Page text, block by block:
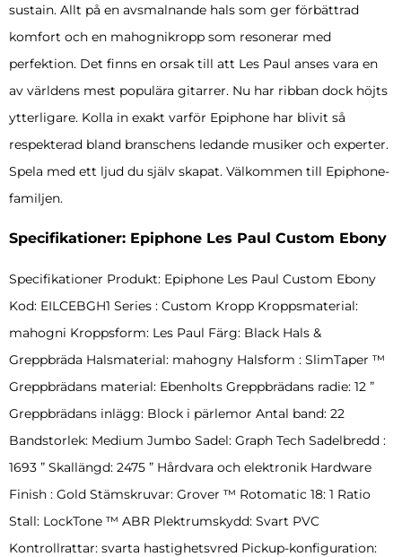
sustain. Allt på en avsmalnande hals som ger förbättrad
komfort och en mahognikropp som resonerar med
perfektion. Det finns en orsak till att Les Paul anses vara en
av världens mest populära gitarrer. Nu har ribban dock höjts
ytterligare. Kolla in exakt varför Epiphone har blivit så
respekterad bland branschens ledande musiker och experter.
Spela med ett ljud du själv skapat. Välkommen till Epiphone-
familjen.
Specifikationer: Epiphone Les Paul Custom Ebony
Specifikationer Produkt: Epiphone Les Paul Custom Ebony
Kod: EILCEBGH1 Series : Custom Kropp Kroppsmaterial:
mahogni Kroppsform: Les Paul Färg: Black Hals &
Greppbräda Halsmaterial: mahogny Halsform : SlimTaper ™
Greppbrädans material: Ebenholts Greppbrädans radie: 12 ”
Greppbrädans inlägg: Block i pärlemor Antal band: 22
Bandstorlek: Medium Jumbo Sadel: Graph Tech Sadelbredd :
1693 ” Skallängd: 2475 ” Hårdvara och elektronik Hardware
Finish : Gold Stämskruvar: Grover ™ Rotomatic 18: 1 Ratio
Stall: LockTone ™ ABR Plektrumskydd: Svart PVC
Kontrollrattar: svarta hastighetsvred Pickup-konfiguration: